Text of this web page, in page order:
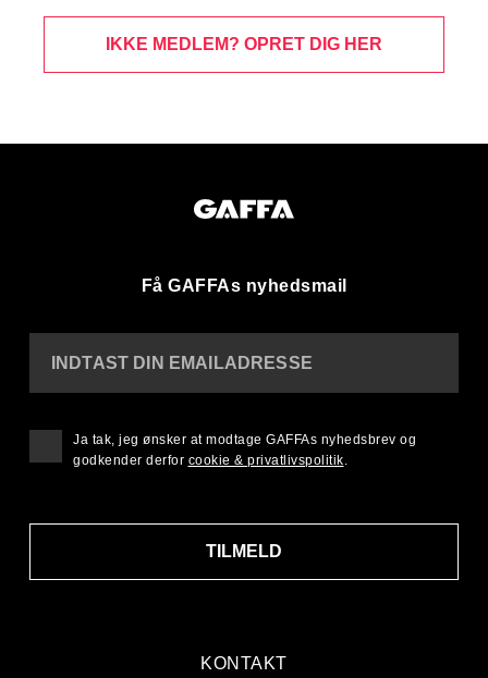
IKKE MEDLEM? OPRET DIG HER
Få GAFFAs nyhedsmail
KONTAKT
INDTAST DIN EMAILADRESSE
TILMELD
Ja tak, jeg ønsker at modtage GAFFAs nyhedsbrev og
godkender derfor cookie & privatlivspolitik